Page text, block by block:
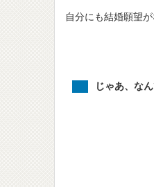
自分にも結婚願望
じゃあ、な